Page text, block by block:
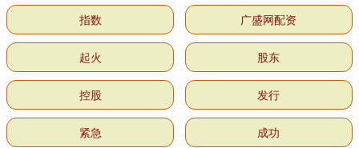
指数 广盛网配资
起火 股东
控股 发行
紧急 成功